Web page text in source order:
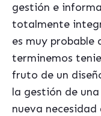
gestión e
totalmente
es muy probable
terminemos
fruto de un
la gestión de
nueva necesidad